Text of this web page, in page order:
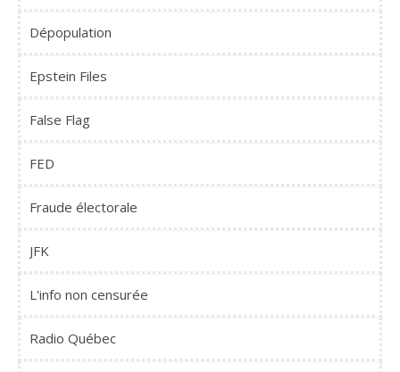
Dépopulation
Epstein Files
False Flag
FED
Fraude électorale
JFK
L'info non censurée
Radio Québec